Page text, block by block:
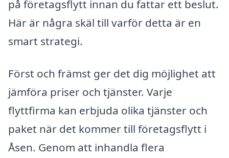
på företagsflytt innan du fattar ett beslut.
Här är några skäl till varför detta är en
smart strategi.
Först och främst ger det dig möjlighet att
jämföra priser och tjänster. Varje
flyttfirma kan erbjuda olika tjänster och
paket när det kommer till företagsflytt i
Åsen. Genom att inhandla flera